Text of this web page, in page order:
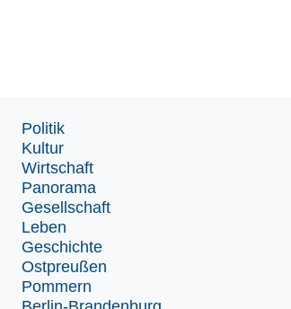
Politik
Kultur
Wirtschaft
Panorama
Gesellschaft
Leben
Geschichte
Ostpreußen
Pommern